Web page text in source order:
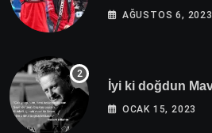
AĞUSTOS 6, 2023
İyi ki doğdun
OCAK 15, 2023